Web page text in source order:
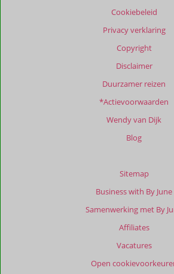
Cookiebeleid
Privacy verklaring
Copyright
Disclaimer
Duurzamer reizen
*Actievoorwaarden
Wendy van Dijk
Blog
Sitemap
Business with By June
Samenwerking met By
Affiliates
Vacatures
Open